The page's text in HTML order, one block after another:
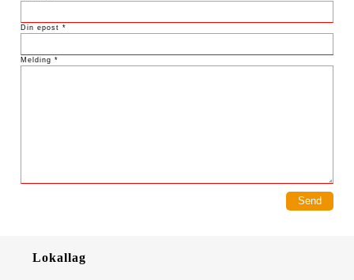
Din epost *
Melding *
Lokallag